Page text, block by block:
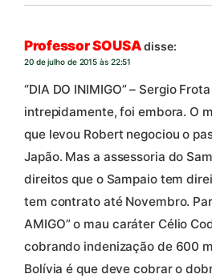
Professor SOUSA disse:
20 de julho de 2015 às 22:51
“DIA DO INIMIGO” – Sergio
intrepidamente, foi embora. O
que levou Robert negociou o
Japão. Mas a assessoria do
direitos que o Sampaio tem
tem contrato até Novembro.
AMIGO” o mau caráter Célio
cobrando indenização de 600
Bolívia é que deve cobrar o